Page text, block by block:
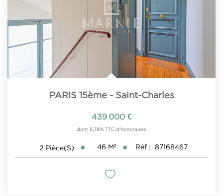
PARIS 15ème - Saint-Charles
439 000 €
dont 5,78% TTC d'honoraires
2 Pièce(s) 46 M² Réf : 87168467